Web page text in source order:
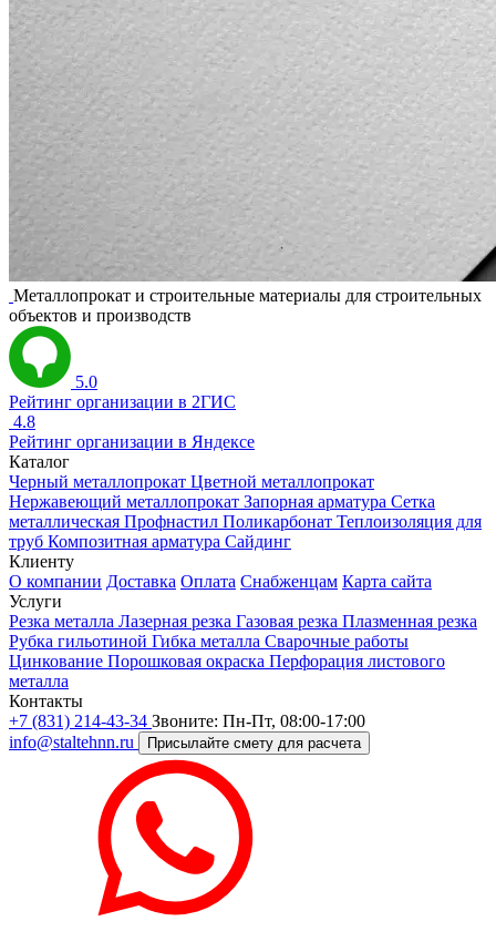
Металлопрокат и строительные материалы для строительных
объектов и производств
5.0
Рейтинг организации в 2ГИС
4.8
Рейтинг организации в Яндексе
Каталог
Черный металлопрокат Цветной металлопрокат
Нержавеющий металлопрокат Запорная арматура Сетка
металлическая Профнастил Поликарбонат Теплоизоляция для
труб Композитная арматура Сайдинг
Клиенту
О компании Доставка Оплата Снабженцам Карта сайта
Услуги
Резка металла Лазерная резка Газовая резка Плазменная резка
Рубка гильотиной Гибка металла Сварочные работы
Цинкование Порошковая окраска Перфорация листового
металла
Контакты
+7 (831) 214-43-34 Звоните: Пн-Пт, 08:00-17:00
info@staltehnn.ru
Присылайте смету для расчета